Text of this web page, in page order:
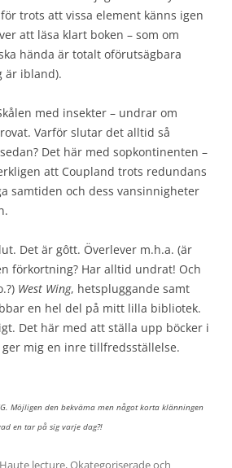
trots att vissa element känns igen
att läsa klart boken – som om
hända är totalt oförutsägbara
är ibland).
med insekter – undrar om
Varför slutar det alltid så
Det här med sopkontinenten –
att Coupland trots redundans
samtiden och dess vansinnigheter
Det är gôtt. Överlever m.h.a. (är
förkortning? Har alltid undrat! Och
West Wing, hetspluggande samt
en hel del på mitt lilla bibliotek.
Det här med att ställa upp böcker i
mig en inre tillfredsställelse.
Möjligen den bekväma men något korta klänningen
en tar på sig varje dag?!
Haute lecture,Okategoriseradeoch